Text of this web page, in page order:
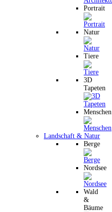
Portrait
Natur
Tiere
3D
Tapeten
Menschen
Landschaft & Natur
Berge
Nordsee
Wald
&
Bäume